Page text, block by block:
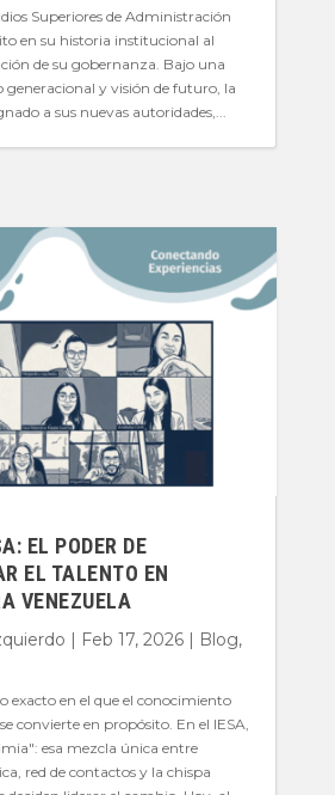
Superiores de Administración
en su historia institucional al
de su gobernanza. Bajo una
generacional y visión de futuro, la
a sus nuevas autoridades,...
EL PODER DE
EL TALENTO EN
VENEZUELA
| Feb 17, 2026 | Blog,
exacto en el que el conocimiento
convierte en propósito. En el IESA,
esa mezcla única entre
red de contactos y la chispa